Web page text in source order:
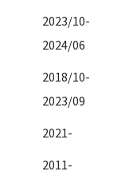
2023/10-
2024/06
2018/10-
2023/09
2021-
2011-